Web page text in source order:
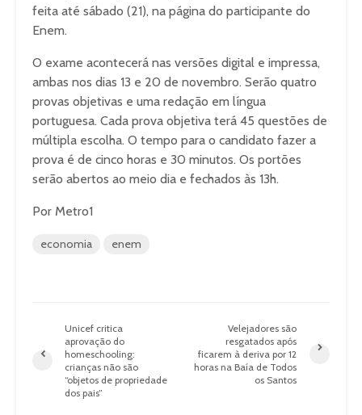
feita até sábado (21), na página do participante do
Enem.
O exame acontecerá nas versões digital e impressa,
ambas nos dias 13 e 20 de novembro. Serão quatro
provas objetivas e uma redação em língua
portuguesa. Cada prova objetiva terá 45 questões de
múltipla escolha. O tempo para o candidato fazer a
prova é de cinco horas e 30 minutos. Os portões
serão abertos ao meio dia e fechados às 13h.
Por Metro1
economia enem
Unicef critica
aprovação do
homeschooling:
crianças não são
“objetos de propriedade
dos pais”
Velejadores são
resgatados após
ficarem à deriva por 12
horas na Baía de Todos
os Santos